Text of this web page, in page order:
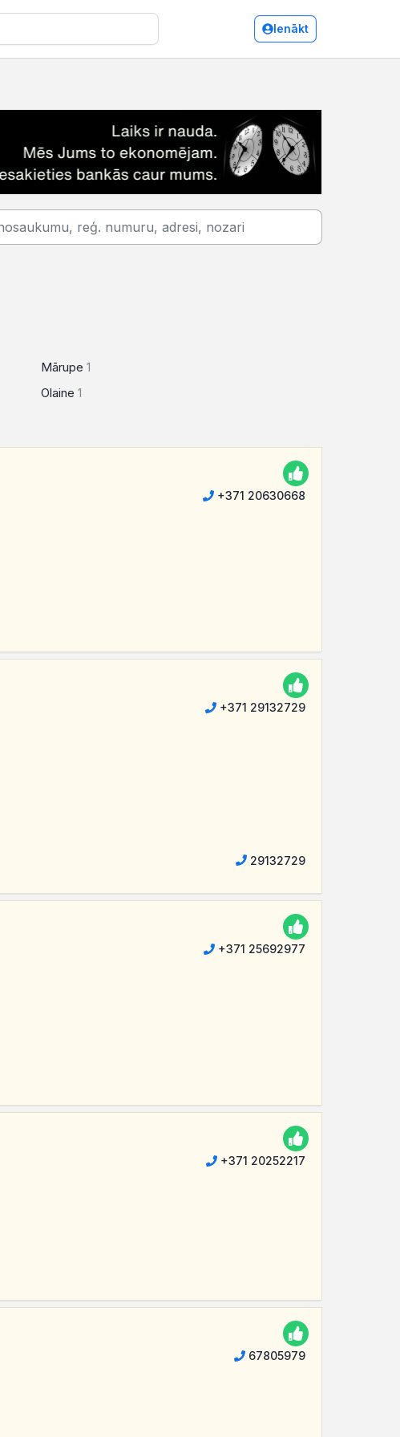
Ienākt
Suvenīri, dāvanas
Mārupe 1
Olaine 1
+371 20630668
+371 29132729
29132729
+371 25692977
+371 20252217
67805979